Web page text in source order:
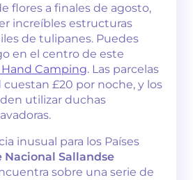
flores a finales de agosto,
increíbles estructuras
de tulipanes. Puedes
en el centro de este
Camping. Las parcelas
£20 por noche, y los
utilizar duchas
inusual para los Países
Nacional Sallandse
sobre una serie de